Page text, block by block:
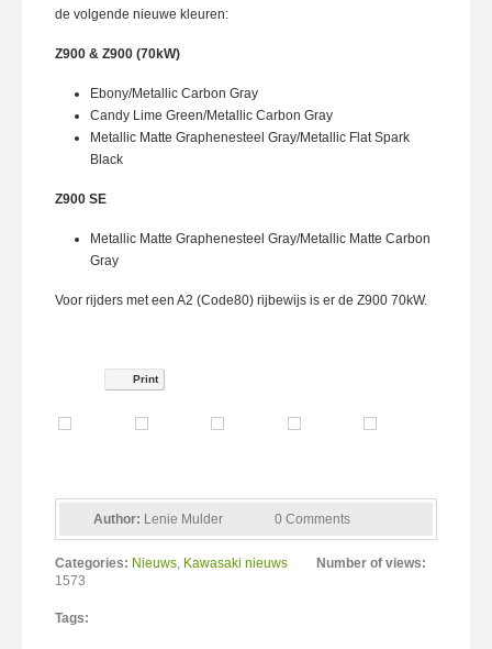
de volgende nieuwe kleuren:
Z900 & Z900 (70kW)
Ebony/Metallic Carbon Gray
Candy Lime Green/Metallic Carbon Gray
Metallic Matte Graphenesteel Gray/Metallic Flat Spark
Black
Z900 SE
Metallic Matte Graphenesteel Gray/Metallic Matte Carbon
Gray
Voor rijders met een A2 (Code80) rijbewijs is er de Z900 70kW.
Print
Author: Lenie Mulder 0 Comments
Categories: Nieuws, Kawasaki nieuws
Number of views:
1573
Tags: